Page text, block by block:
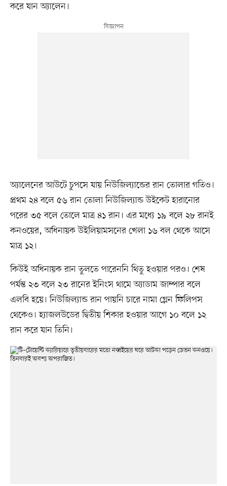
করে যান অ্যালেন।
অ্যালেনের আউটে চুপসে যায় নিউজিল্যান্ডের রান তোলার গতিও।
প্রথম ২৪ বলে ৫৬ রান তোলা নিউজিল্যান্ড উইকেট হারানোর
পরের ৩৫ বলে তোলে মাত্র ৪১ রান। এর মধ্যে ১৯ বলে ২৮ রানই
কনওয়ের, অধিনায়ক উইলিয়ামসনের খেলা ১৬ বল থেকে আসে
মাত্র ১২।
কিউই অধিনায়ক রান তুলতে পারেননি থিতু হওয়ার পরও। শেষ
পর্যন্ত ২৩ বলে ২৩ রানের ইনিংস থামে অ্যাডাম জাম্পার বলে
এলবি হয়ে। নিউজিল্যান্ড রান পায়নি চারে নামা গ্লেন ফিলিপস
থেকেও। হ্যাজলউডের দ্বিতীয় শিকার হওয়ার আগে ১০ বলে ১২
রান করে যান তিনি।